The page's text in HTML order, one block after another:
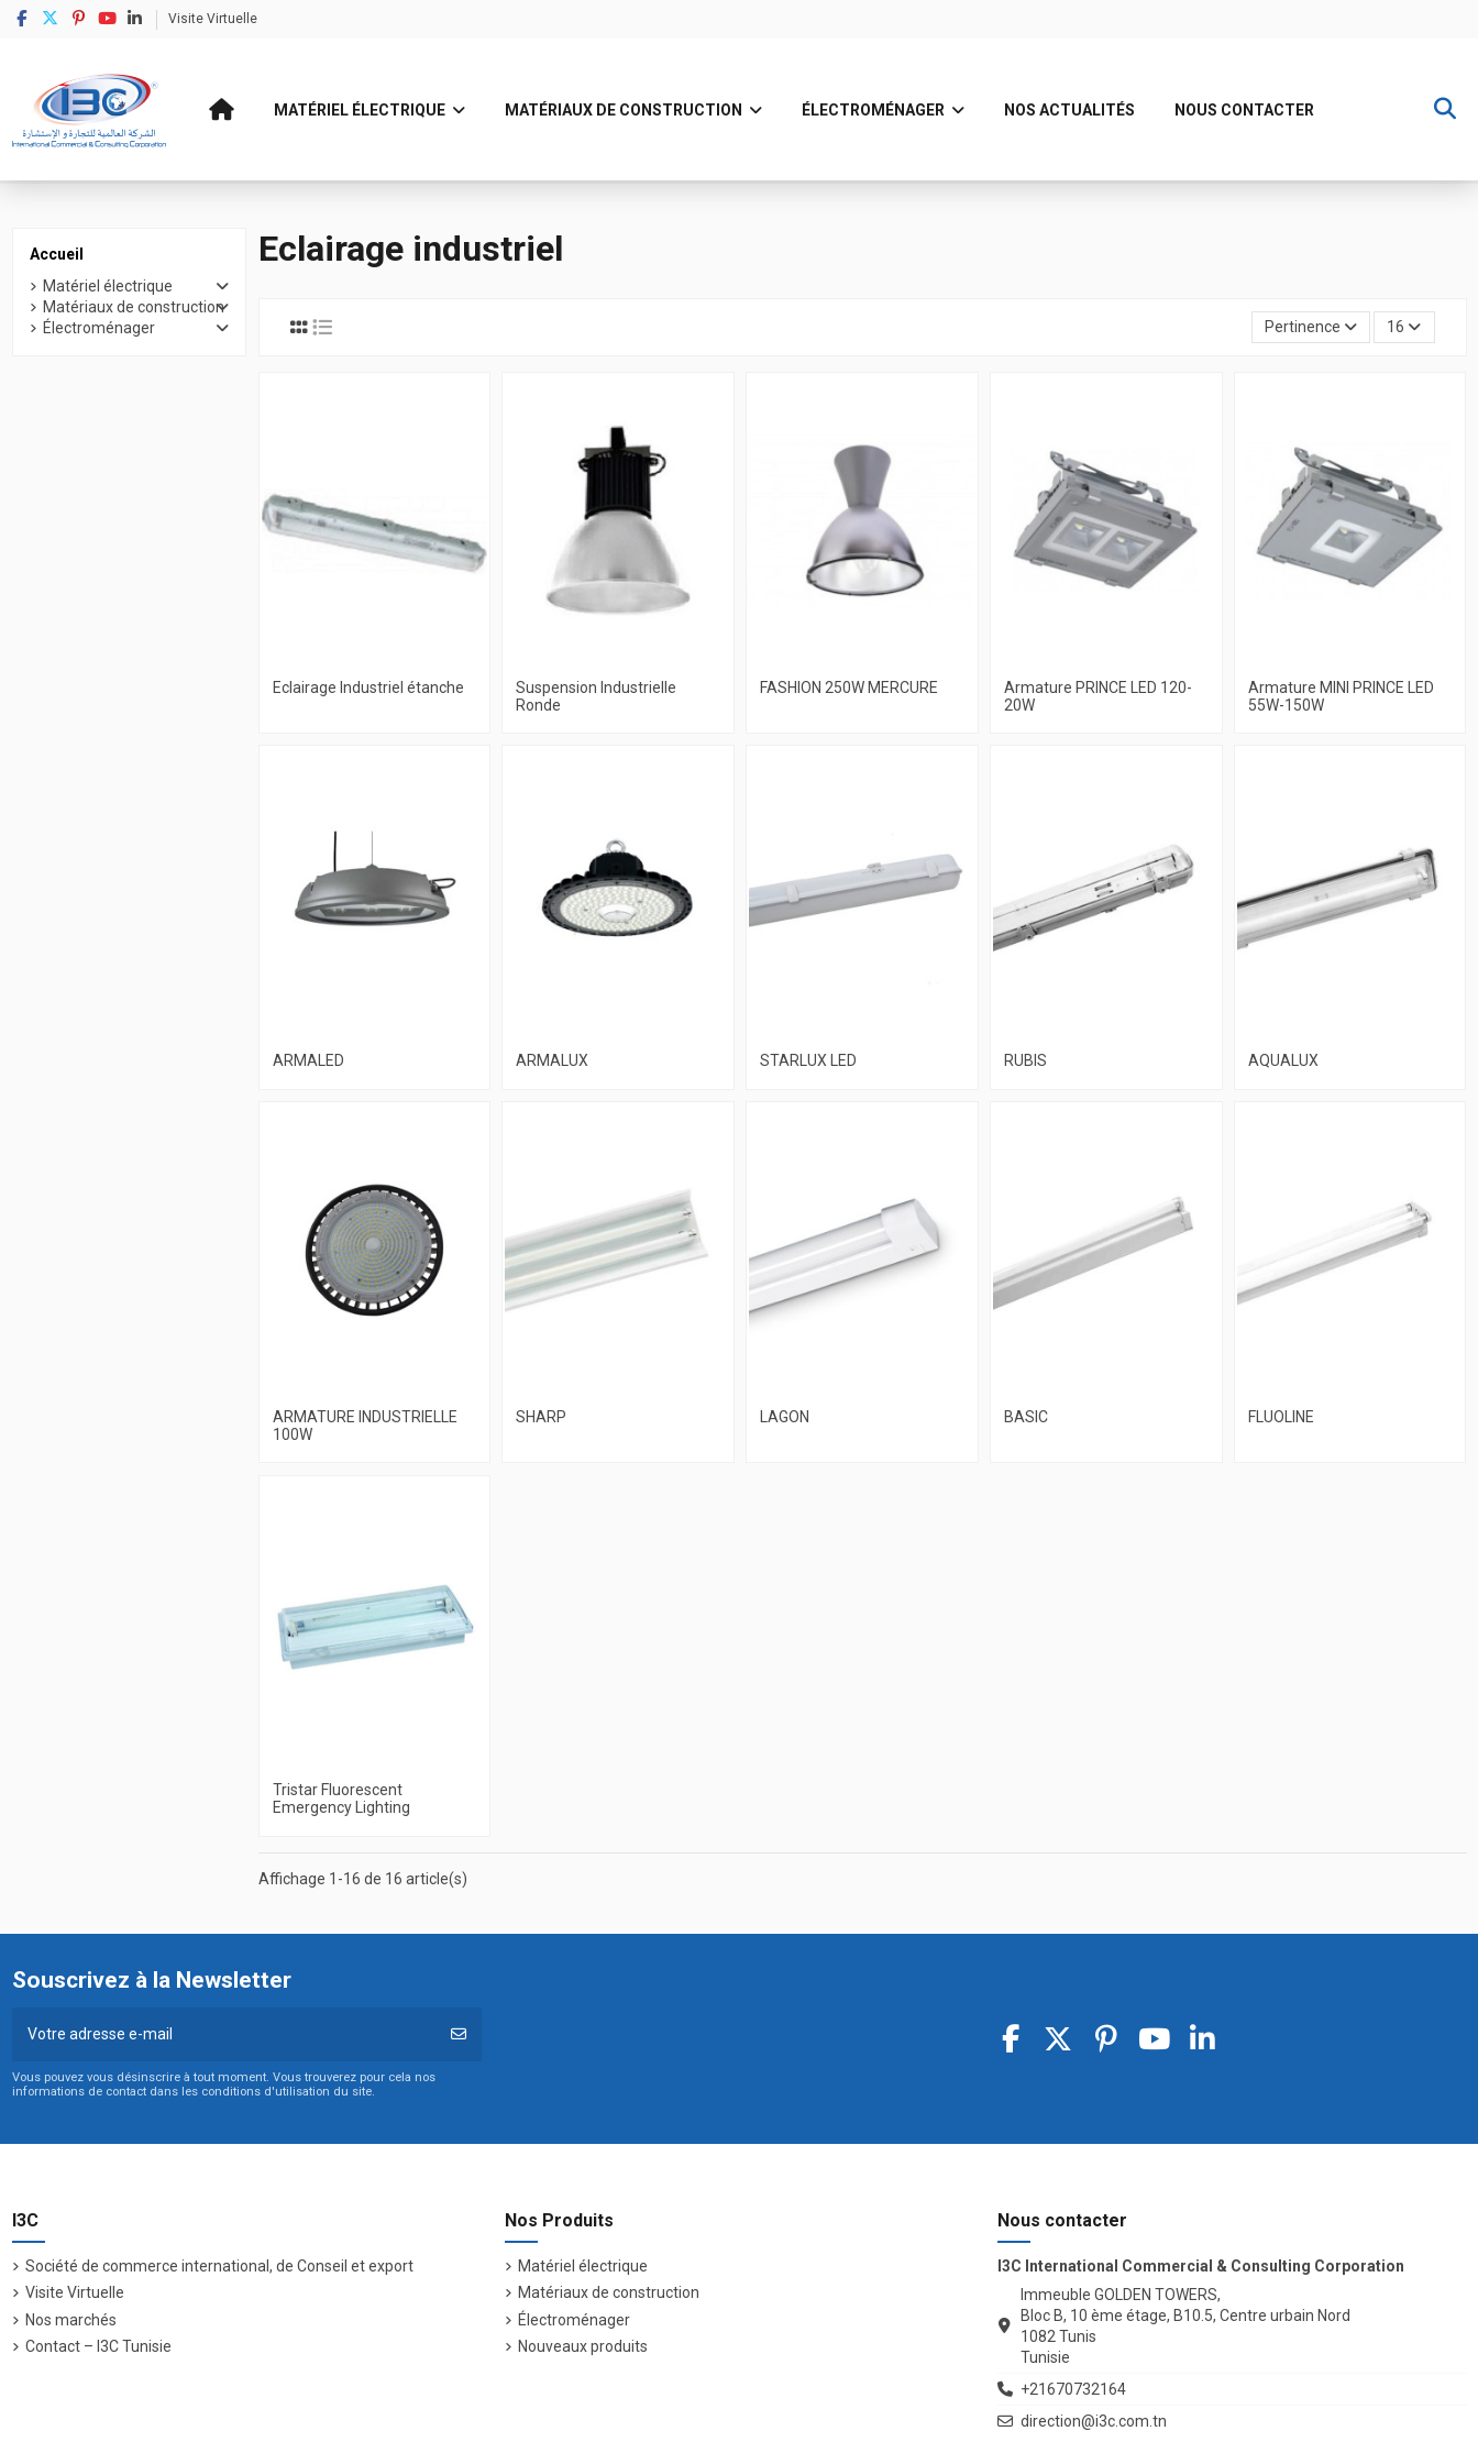
Visite Virtuelle
MATÉRIEL ÉLECTRIQUE MATÉRIAUX DE CONSTRUCTION ÉLECTROMÉNAGER NOS ACTUALITÉS NOUS CONTACTER
Eclairage industriel
Pertinence 16
Eclairage Industriel étanche
Suspension Industrielle
Ronde
FASHION 250W MERCURE
Armature PRINCE LED 120-
20W
Armature MINI PRINCE LED
55W-150W
ARMALED ARMALUX STARLUX LED RUBIS AQUALUX
ARMATURE INDUSTRIELLE
100W
SHARP LAGON BASIC FLUOLINE
Tristar Fluorescent
Emergency Lighting
Affichage 1-16 de 16 article(s)
Accueil
Matériel électrique
Matériaux de construction
Électroménager
Souscrivez à la Newsletter
Vous pouvez vous désinscrire à tout moment. Vous trouverez pour cela nos
informations de contact dans les conditions d'utilisation du site.
I3C
Société de commerce international, de Conseil et export
Visite Virtuelle
Nos marchés
Contact – I3C Tunisie
Nos Produits
Matériel électrique
Matériaux de construction
Électroménager
Nouveaux produits
Nous contacter
I3C International Commercial & Consulting Corporation
Immeuble GOLDEN TOWERS,
Bloc B, 10 ème étage, B10.5, Centre urbain Nord
1082 Tunis
Tunisie
+21670732164
direction@i3c.com.tn